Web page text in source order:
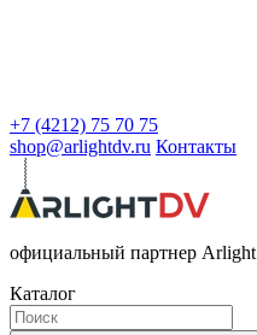
+7 (4212) 75 70 75
shop@arlightdv.ru Контакты
официальный партнер Arlight
Каталог